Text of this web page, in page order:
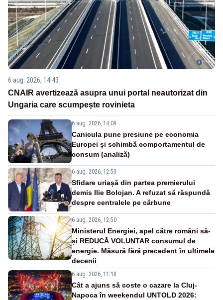
6 aug. 2026, 14:43
CNAIR avertizează asupra unui portal neautorizat din
Ungaria care scumpește rovinieta
6 aug. 2026, 14:09
Canicula pune presiune pe economia
Europei și schimbă comportamentul de
consum (analiză)
6 aug. 2026, 12:53
Sfidare uriașă din partea premierului
demis Ilie Bolojan. A refuzat să răspundă
despre centralele pe cărbune
6 aug. 2026, 12:50
Ministerul Energiei, apel către români să-
și REDUCĂ VOLUNTAR consumul de
energie. Măsură fără precedent în ultimele
decenii
6 aug. 2026, 11:18
Cât a ajuns să coste o cazare la Cluj-
Napoca în weekendul UNTOLD 2026: